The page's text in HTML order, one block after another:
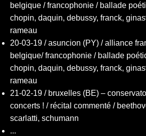
belgique / francophonie / ballade
chopin, daquin, debussy, franck,
rameau
20-03-19 / asuncion (PY) / alliance
belgique/ francophonie / ballade
chopin, daquin, debussy, franck,
rameau
21-02-19 / bruxelles (BE) –
concerts ! / récital commenté /
scarlatti, schumann
...